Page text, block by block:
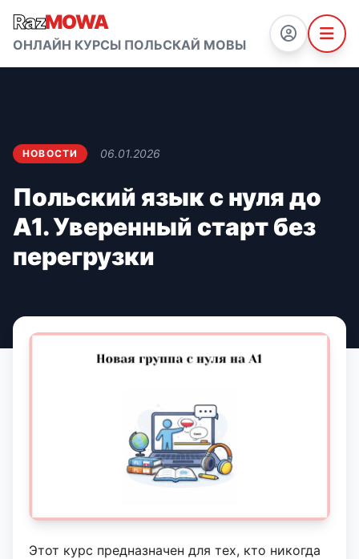
RazMOWA
ОНЛАЙН КУРСЫ ПОЛЬСКАЙ МОВЫ
НОВОСТИ 06.01.2026
Польский язык с нуля до
A1. Уверенный старт без
перегрузки
Этот курс предназначен для тех, кто никогда